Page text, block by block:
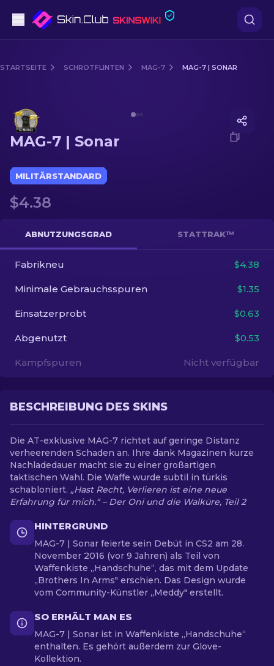
Gewehr
Scharfschützengewehr
Messer
Handschuh
Kisten
Andere
STARTSEITE SCHROTFLINTEN MAG-7 MAG-7 | SONAR
MAG-7 | Sonar
MILITÄRSTANDARD
$4.38
ABNUTZUNGSGRAD STATTRAK™
Fabrikneu $4.38
Minimale Gebrauchsspuren $1.35
Einsatzerprobt $0.63
Abgenutzt $0.53
Kampfspuren Nicht verfügbar
BESCHREIBUNG DES SKINS
Die AT-exklusive MAG-7 richtet auf geringe Distanz
verheerenden Schaden an. Ihre dank Magazinen kurze
Nachladedauer macht sie zu einer großartigen
taktischen Wahl. Die Waffe wurde subtil in türkis
schabloniert. „Hast Recht, Verlieren ist eine neue
Erfahrung für mich.“ – Der Oni und die Walküre, Teil 2
HINTERGRUND
MAG-7 | Sonar feierte sein Debüt in CS2 am 28.
November 2016 (vor 9 Jahren) als Teil von
Waffenkiste „Handschuhe“, das mit dem Update
„Brothers In Arms" erschien. Das Design wurde
vom Community-Künstler „Meddy" erstellt.
SO ERHÄLT MAN ES
MAG-7 | Sonar ist in Waffenkiste „Handschuhe“
enthalten. Es gehört außerdem zur Glove-
Kollektion.